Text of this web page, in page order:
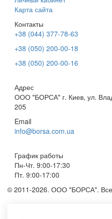
Карта сайта
Контакты
+38 (044) 377-78-63
+38 (050) 200-00-18
+38 (050) 200-00-16
Адрес
ООО "БОРСА" г. Киев, ул.
205
Email
info@borsa.com.ua
График работы
Пн-Чт. 9:00-17:30
Пт. 9:00-17:00
© 2011-2026. ООО "БОРСА".